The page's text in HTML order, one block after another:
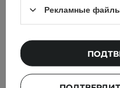
Рекламные